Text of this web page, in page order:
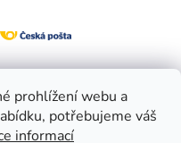
prohlížení webu a
potřebujeme váš
informací